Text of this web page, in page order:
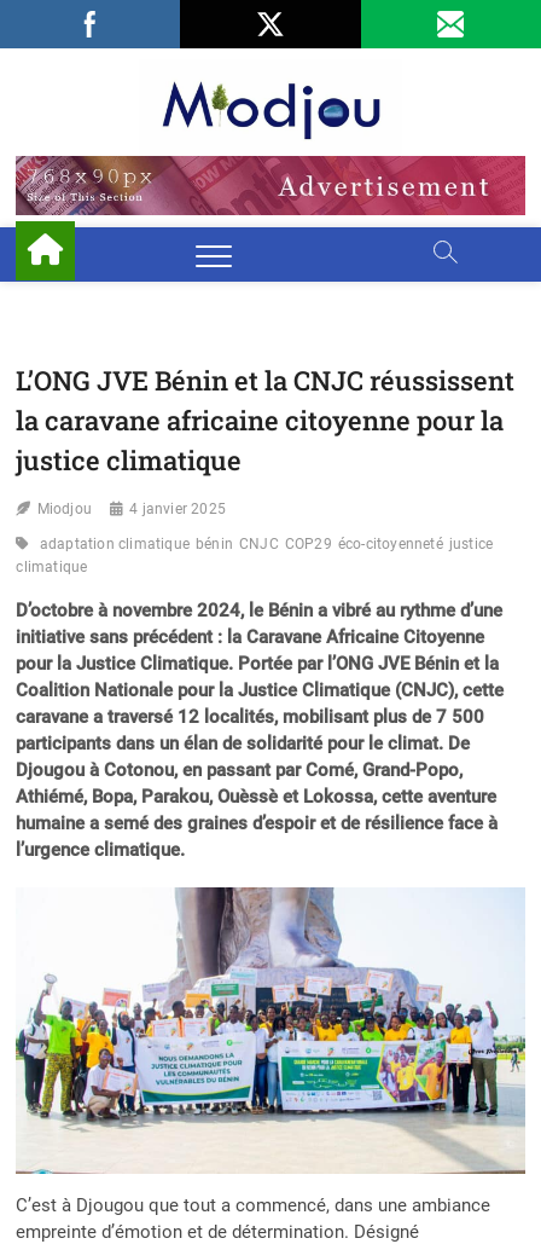
Facebook
LinkedIn
L’ONG JVE Bénin et la CNJC réussissent
la caravane africaine citoyenne pour la
justice climatique
Miodjou 4 janvier 2025
adaptation climatique bénin CNJC COP29 éco-citoyenneté justice
climatique
D’octobre à novembre 2024, le Bénin a vibré au rythme d’une
initiative sans précédent : la Caravane Africaine Citoyenne
pour la Justice Climatique. Portée par l’ONG JVE Bénin et la
Coalition Nationale pour la Justice Climatique (CNJC), cette
caravane a traversé 12 localités, mobilisant plus de 7 500
participants dans un élan de solidarité pour le climat. De
Djougou à Cotonou, en passant par Comé, Grand-Popo,
Athiémé, Bopa, Parakou, Ouèssè et Lokossa, cette aventure
humaine a semé des graines d’espoir et de résilience face à
l’urgence climatique.
C’est à Djougou que tout a commencé, dans une ambiance
empreinte d’émotion et de détermination. Désigné